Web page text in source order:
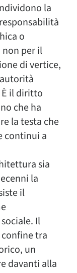
la
o
non per il
di vertice,
il diritto
che ha
la testa che
continui a
sia
la
il
Il
tra
un
davanti alla